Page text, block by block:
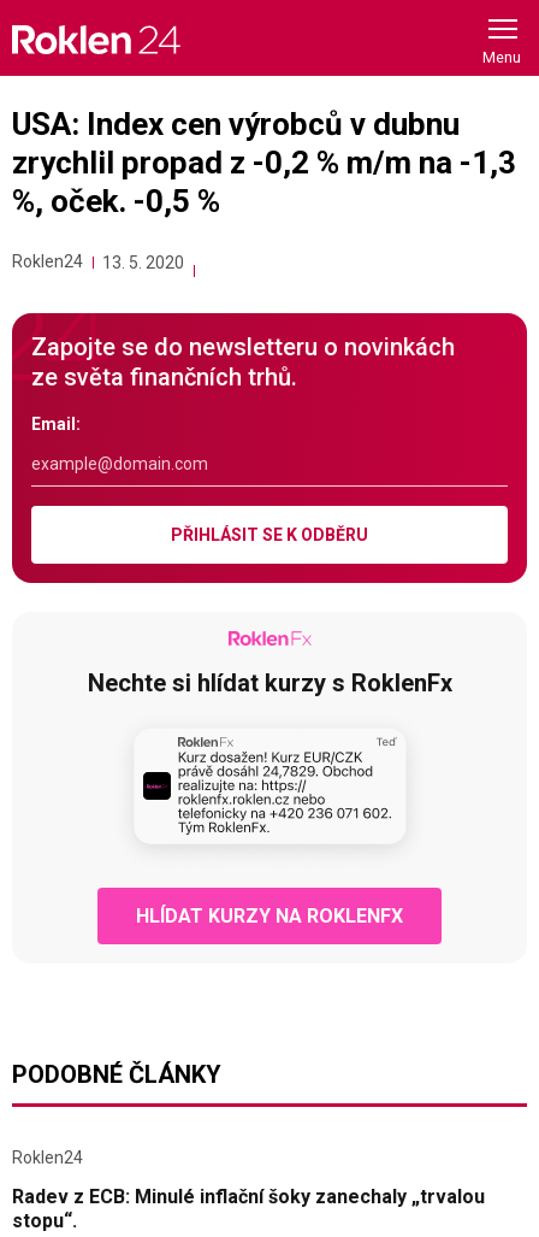
content
USA: Index cen výrobců v dubnu
zrychlil propad z -0,2 % m/m na -1,3
%, oček. -0,5 %
Roklen24 13. 5. 2020
Zapojte se do newsletteru o novinkách
ze světa finančních trhů.
Email:
PŘIHLÁSIT SE K ODBĚRU
Nechte si hlídat kurzy s RoklenFx
HLÍDAT KURZY NA ROKLENFX
PODOBNÉ ČLÁNKY
Roklen24
Radev z ECB: Minulé inflační šoky zanechaly „trvalou
stopu“.